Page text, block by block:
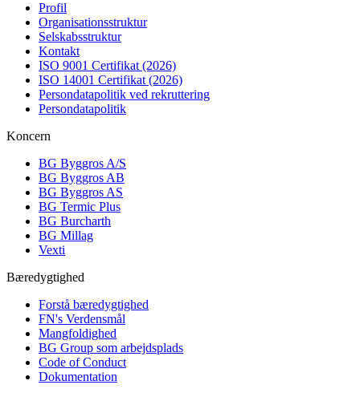
Profil
Organisationsstruktur
Selskabsstruktur
Kontakt
ISO 9001 Certifikat (2026)
ISO 14001 Certifikat (2026)
Persondatapolitik ved rekruttering
Persondatapolitik
Koncern
BG Byggros A/S
BG Byggros AB
BG Byggros AS
BG Termic Plus
BG Burcharth
BG Millag
Vexti
Bæredygtighed
Forstå bæredygtighed
FN's Verdensmål
Mangfoldighed
BG Group som arbejdsplads
Code of Conduct
Dokumentation